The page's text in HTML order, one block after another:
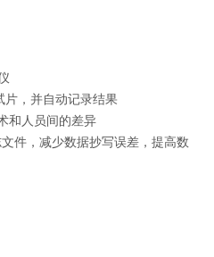
，并自动记录结果
和人员间的差异
件，减少数据抄写误差，提高数